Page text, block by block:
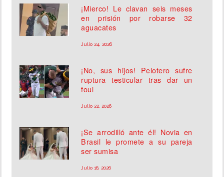
¡Mierco! Le clavan seis meses
en prisión por robarse 32
aguacates
Julio 24, 2026
¡No, sus hijos! Pelotero sufre
ruptura testicular tras dar un
foul
Julio 22, 2026
¡Se arrodilló ante él! Novia en
Brasil le promete a su pareja
ser sumisa
Julio 16, 2026